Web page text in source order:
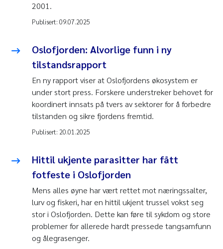
2001.
Publisert: 09.07.2025
Oslofjorden: Alvorlige funn i ny
tilstandsrapport
En ny rapport viser at Oslofjordens økosystem er
under stort press. Forskere understreker behovet for
koordinert innsats på tvers av sektorer for å forbedre
tilstanden og sikre fjordens fremtid.
Publisert: 20.01.2025
Hittil ukjente parasitter har fått
fotfeste i Oslofjorden
Mens alles øyne har vært rettet mot næringssalter,
lurv og fiskeri, har en hittil ukjent trussel vokst seg
stor i Oslofjorden. Dette kan føre til sykdom og store
problemer for allerede hardt pressede tangsamfunn
og ålegrasenger.